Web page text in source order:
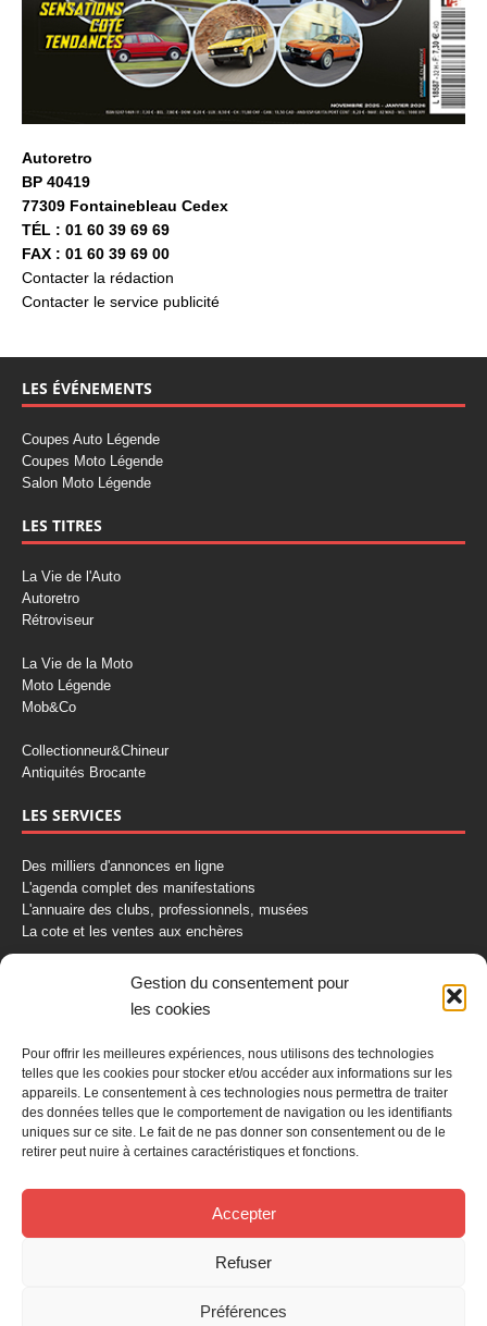
Gestion du consentement pour
les cookies
Pour offrir les meilleures expériences, nous utilisons des technologies
telles que les cookies pour stocker et/ou accéder aux informations sur les
appareils. Le consentement à ces technologies nous permettra de traiter
des données telles que le comportement de navigation ou les identifiants
uniques sur ce site. Le fait de ne pas donner son consentement ou de le
retirer peut nuire à certaines caractéristiques et fonctions.
Accepter
Refuser
Préférences
Autoretro
BP 40419
77309 Fontainebleau Cedex
TÉL : 01 60 39 69 69
FAX : 01 60 39 69 00
Contacter la rédaction
Contacter le service publicité
LES ÉVÉNEMENTS
Coupes Auto Légende
Coupes Moto Légende
Salon Moto Légende
LES TITRES
La Vie de l'Auto
Autoretro
Rétroviseur
La Vie de la Moto
Moto Légende
Mob&Co
Collectionneur&Chineur
Antiquités Brocante
LES SERVICES
Des milliers d'annonces en ligne
L'agenda complet des manifestations
L'annuaire des clubs, professionnels, musées
La cote et les ventes aux enchères
La Boutique du Collectionneur
AUTORETRO
BP 40419
77309 Fontainebleau Cedex
Fax: 01 60 39 69 00
Nous contacter par email